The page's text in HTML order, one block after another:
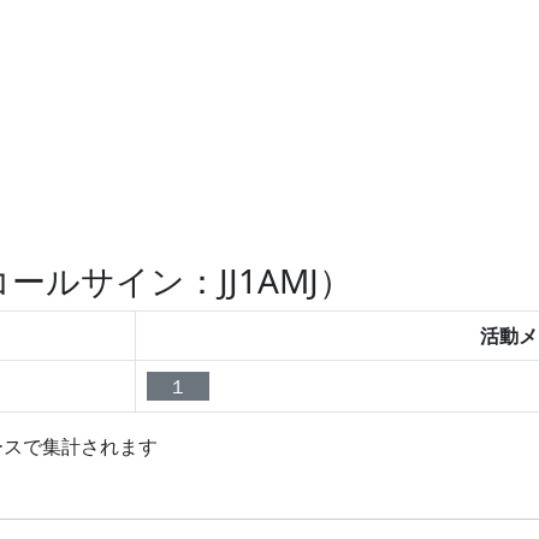
ルサイン：JJ1AMJ）
活動
１
で集計されます